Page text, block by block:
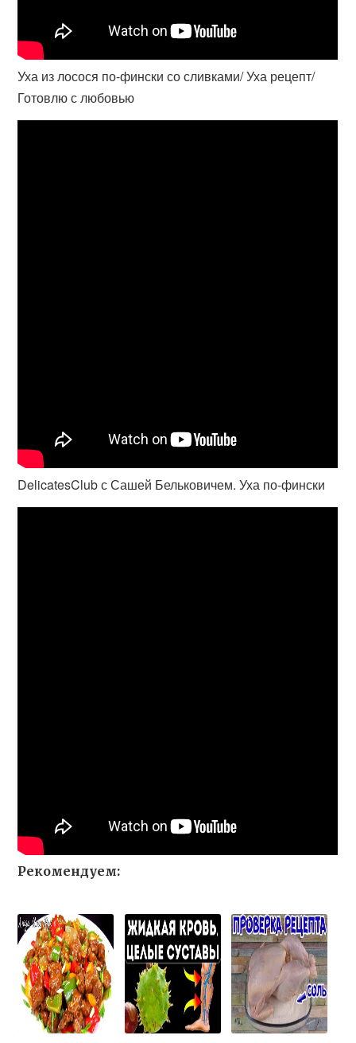
Уха из лосося по-фински со сливками/ Уха рецепт/
Готовлю с любовью
DelicatesClub с Сашей Бельковичем. Уха по-фински
Рекомендуем: